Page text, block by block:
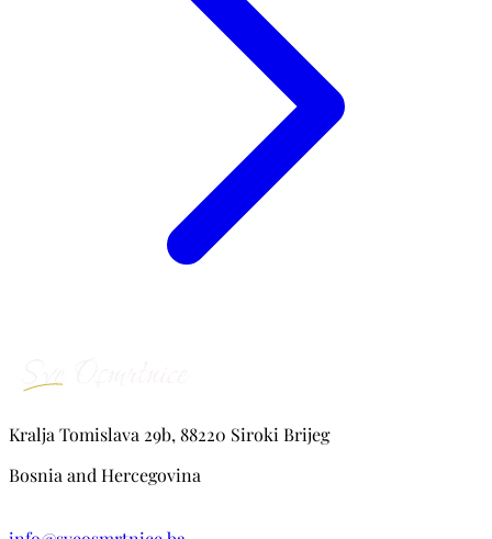
Kralja Tomislava 29b, 88220 Siroki Brijeg
Bosnia and Hercegovina